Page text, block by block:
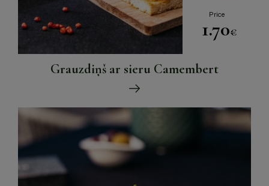
Price
1.70€
Grauzdiņš ar sieru Camembert